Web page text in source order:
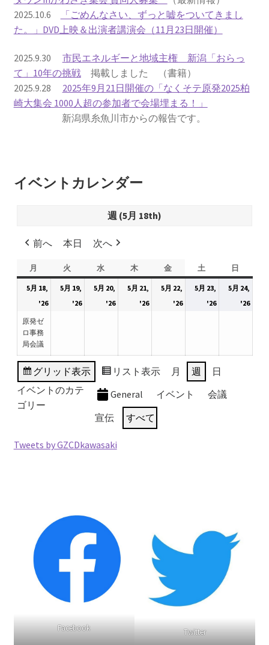
書籍
2022.12.29 原発事故と甲状腺がん
2023.1.26 「脱原発」成長論
2023.2.7 いまこそ私は原発に反対します
南海トラフ巨大地震でも原発は大丈夫と言う人々
2025.9.30 市民エネルギーと地域主権
2026.5.3 原発を止めた町
2026.5.6 テレビと原発報道の60年
他サイト
問合せ・メルマガ
2025.10.6
「ごめんなさい、ずっと嘘をついてきまし
た。」DVD上映＆出演者講演会（11月23日開催）
2025.9.30 市民エネルギーと地域主権 新潟「おらっ
て」10年の挑戦掲載しました （書籍）
2025.9.28 2025年9月21日開催の「なくそテ原発2025柏
崎大集会 1000人超の参加者で会場埋まる！」
新潟県糸魚川市からの報告です。
イベントカレンダー
週 (5月 18th)
前へ 本日 次へ
月
曜
日
火
曜
日
水
曜
日
木
曜
日
金
曜
日
土
曜
日
日
曜
日
5月 18,
'262026
18
日
(1
ベ
ン
ト)
原発ゼ
ロ事務
局会議
5月 19,
'262026
19
日
5月 20,
'262026
日
5月 21,
'262026
日
5月 22,
'262026
22
日
5月 23,
'262026
日
5月 24,
'262026
グリッド表示 リスト 表示 月 週
日
イベントのカテ
ゴリー
General イベント
会議
宣伝
すべて
Tweets by GZCDkawasaki
Facebook Twitter